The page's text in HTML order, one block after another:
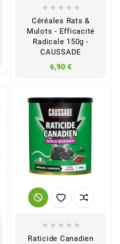
    
Céréales Rats &
Mulots - Efficacité
Radicale 150g -
CAUSSADE
6,90 €
    
Raticide Canadien